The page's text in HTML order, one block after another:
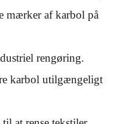
mærker af karbol på
rengøring.
karbol utilgængeligt